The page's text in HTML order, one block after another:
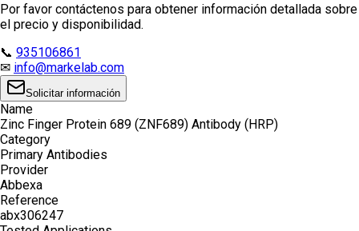
Por favor contáctenos para obtener información detallada sobre
el precio y disponibilidad.
📞 935106861
✉ info@markelab.com
Solicitar información
Name
Zinc Finger Protein 689 (ZNF689) Antibody (HRP)
Category
Primary Antibodies
Provider
Abbexa
Reference
abx306247